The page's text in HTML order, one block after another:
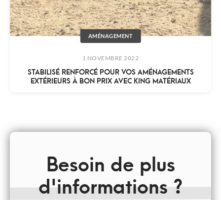
AMÉNAGEMENT
1 NOVEMBRE 2022
STABILISÉ RENFORCÉ POUR VOS AMÉNAGEMENTS
EXTÉRIEURS À BON PRIX AVEC KING MATÉRIAUX
Besoin de plus
d'informations ?